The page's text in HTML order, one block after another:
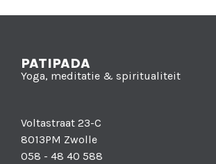
PATIPADA
Yoga, meditatie & spiritualiteit
Voltastraat 23-C
8013PM Zwolle
058 - 48 40 588